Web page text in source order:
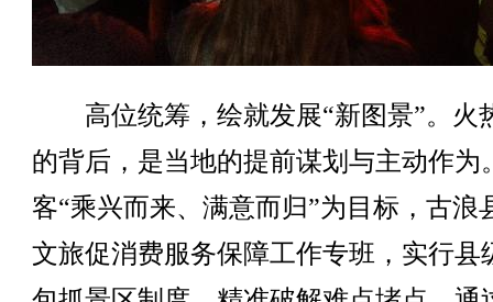
高位统筹，绘就发展“新图景”。火
的背后，是当地的提前谋划与主动作为
客“乘兴而来、满意而归”为目标，古浪
文旅促消费服务保障工作专班，实行县